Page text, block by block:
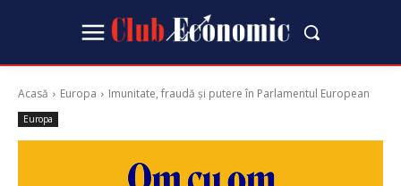
Acasă Europa Imunitate, fraudă și putere în Parlamentul European
Europa